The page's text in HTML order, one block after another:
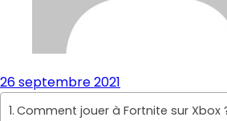
26 septembre 2021
Comment jouer à Fortnite sur Xbox